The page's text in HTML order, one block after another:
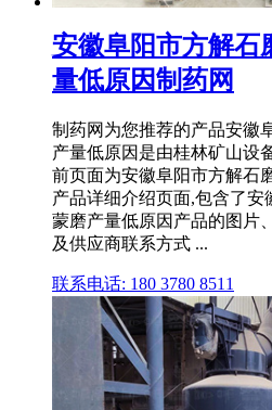
安徽阜阳市方解石
量低原因制药网
制药网为您推荐的产品安徽
产量低原因是由桂林矿山设
前页面为安徽阜阳市方解石
产品详细介绍页面,包含了
蒙磨产量低原因产品的图片
及供应商联系方式 ...
联系电话: 180 3780 8511